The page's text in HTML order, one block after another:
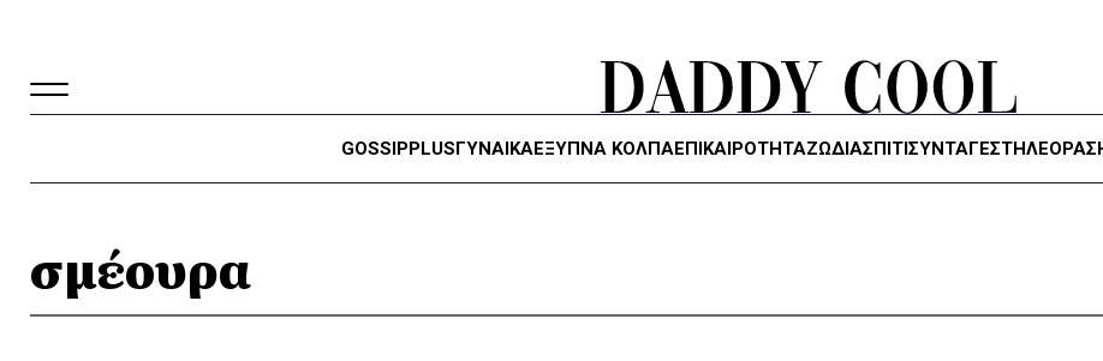
GOSSIPPLUSΓΥΝΑΙΚΑΈΞΥΠΝΑ ΚΌΛΠΑΕΠΙΚΑΙΡΟΤΗΤΑΖΏΔΙΑΣΠΙΤΙΣΥΝΤΑΓΕΣ
σμέουρα